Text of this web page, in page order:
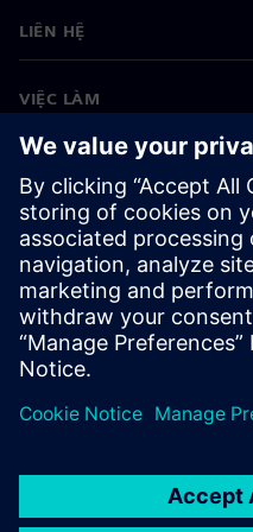
LIÊN HỆ
VIỆC LÀM
©Siemens 2026
Thông tin doanh nghiệp
Thông báo về quyền riêng tư
Thông báo về cookie
Điều khoản sử dụng
ID kỹ thuật số